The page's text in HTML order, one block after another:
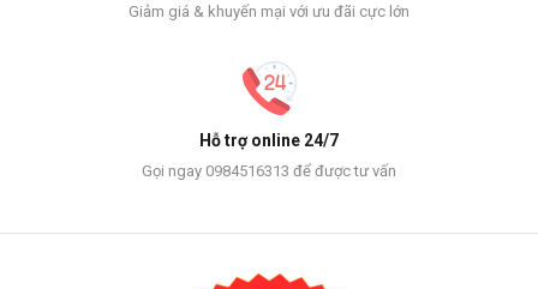
Giảm giá & khuyến mại với ưu đãi cực lớn
Hỗ trợ online 24/7
Gọi ngay 0984516313 để được tư vấn